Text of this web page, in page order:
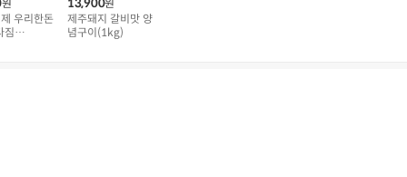
원
우리한돈
짐
원
제주돼지 갈비맛 양
념구이(1kg)